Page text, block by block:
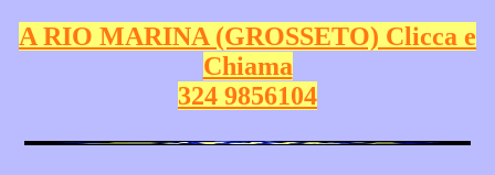
A RIO MARINA (GROSSETO) Clicca e
Chiama
324 9856104